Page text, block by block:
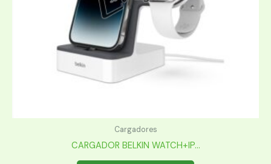
Cargadores
CARGADOR BELKIN WATCH+IP...